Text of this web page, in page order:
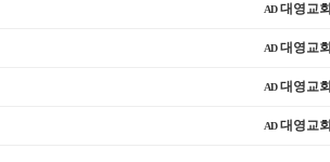
AD 대영교회
AD 대영교회
AD 대영교회
AD 대영교회